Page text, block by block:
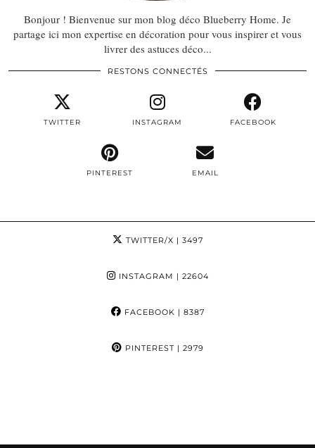
Bonjour ! Bienvenue sur mon blog déco Blueberry Home. Je
partage ici mon expertise en décoration pour vous inspirer et vous
livrer des astuces déco...
RESTONS CONNECTÉS
TWITTER INSTAGRAM FACEBOOK
PINTEREST EMAIL
TWITTER/X | 3497
INSTAGRAM | 22604
FACEBOOK | 8387
PINTEREST| 2979